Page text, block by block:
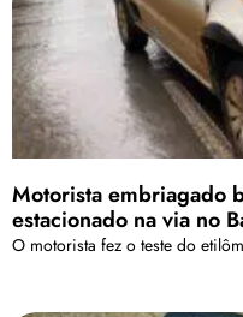
Motorista embriagado
estacionado na via no
O motorista fez o teste do